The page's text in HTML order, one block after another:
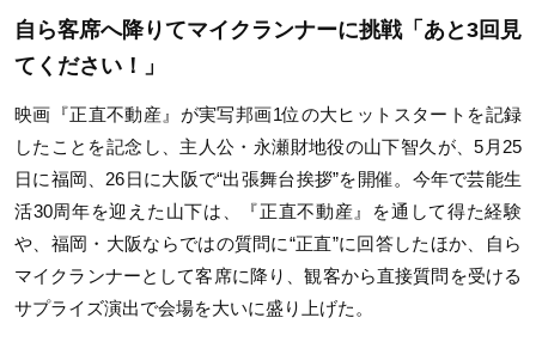
自ら客席へ降りてマイクランナーに挑戦「あと3回見
てください！」
映画『正直不動産』が実写邦画1位の大ヒットスタートを記録
したことを記念し、主人公・永瀬財地役の山下智久が、5月25
日に福岡、26日に大阪で“出張舞台挨拶”を開催。今年で芸能生
活30周年を迎えた山下は、『正直不動産』を通して得た経験
や、福岡・大阪ならではの質問に“正直”に回答したほか、自ら
マイクランナーとして客席に降り、観客から直接質問を受ける
サプライズ演出で会場を大いに盛り上げた。